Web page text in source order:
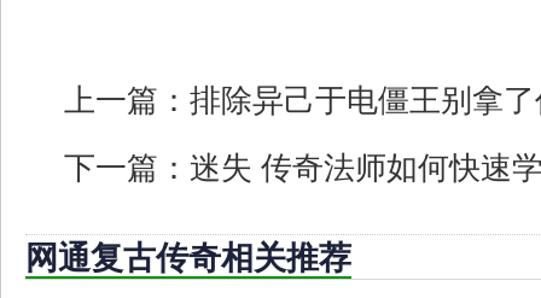
上一篇： 排除异己于电僵王别拿
下一篇： 迷失 传奇法师如何快速
网通复古传奇相关推荐